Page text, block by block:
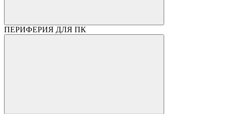
ПЕРИФЕРИЯ ДЛЯ ПК